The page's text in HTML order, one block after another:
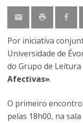
Por iniciativa
Universidade de
do Grupo de Leitura
Afectivas».
O primeiro
pelas 18h00, na